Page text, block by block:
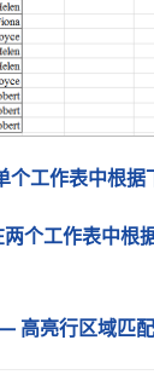
个工作表中根据
个工作表中根
高亮行区域匹